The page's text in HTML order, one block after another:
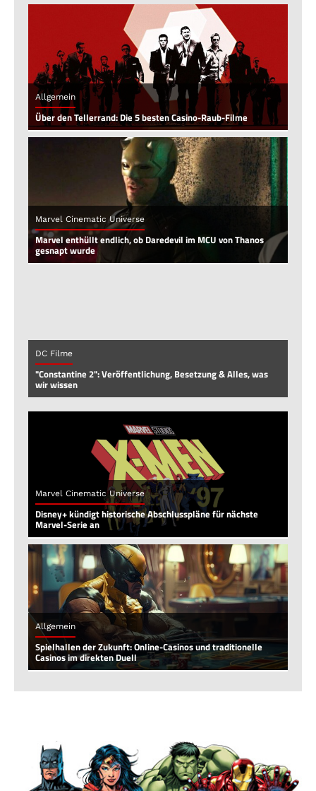
Allgemein
Über den Tellerrand: Die 5 besten Casino-Raub-Filme
Marvel Cinematic Universe
Marvel enthüllt endlich, ob Daredevil im MCU von Thanos
gesnapt wurde
DC Filme
"Constantine 2": Veröffentlichung, Besetzung & Alles, was
wir wissen
Marvel Cinematic Universe
Disney+ kündigt historische Abschlusspläne für nächste
Marvel-Serie an
Allgemein
Spielhallen der Zukunft: Online-Casinos und traditionelle
Casinos im direkten Duell